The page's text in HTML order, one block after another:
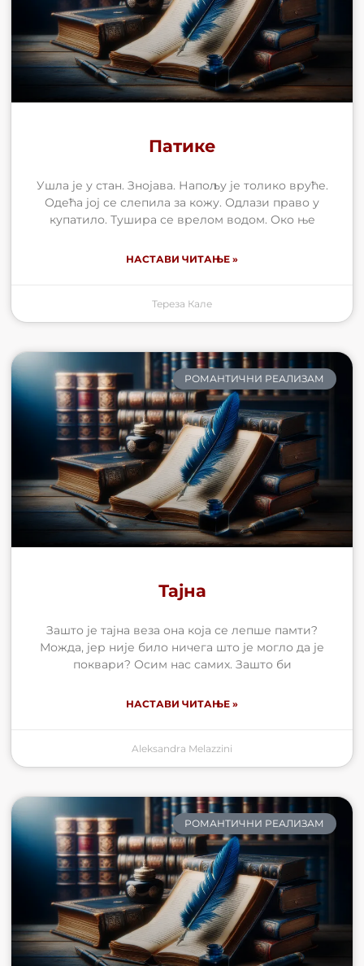
Патике
Ушла је у стан. Знојава. Напољу је толико вруће.
Одећа јој се слепила за кожу. Одлази право у
купатило. Тушира се врелом водом. Око ње
НАСТАВИ ЧИТАЊЕ »
Тереза Кале
РОМАНТИЧНИ РЕАЛИЗАМ
Тајна
Зашто је тајна веза она која се лепше памти?
Можда, јер није било ничега што је могло да је
поквари? Осим нас самих. Зашто би
НАСТАВИ ЧИТАЊЕ »
Aleksandra Melazzini
РОМАНТИЧНИ РЕАЛИЗАМ